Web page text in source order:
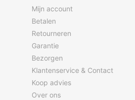
Mijn account
Betalen
Retourneren
Garantie
Bezorgen
Klantenservice & Contact
Koop advies
Over ons